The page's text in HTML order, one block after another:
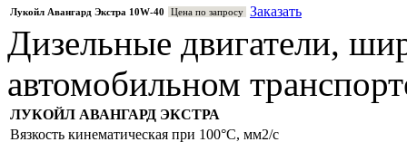
Лукойл Авангард Экстра 10W-40 Цена по запросу Заказать
Дизельные двигатели,
автомобильном
ЛУКОЙЛ АВАНГАРД ЭКСТРА
Вязкость кинематическая при 100°C, мм2/с